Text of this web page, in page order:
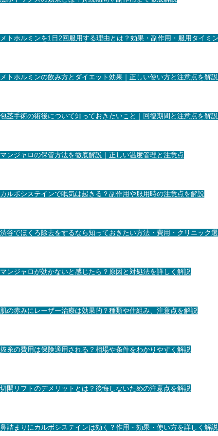
メトホルミンを1日2回服用する理由とは？効果・副作用・服用タイミ
メトホルミンの飲み方とダイエット効果｜正しい使い方と注意点を解説
包茎手術の術後について知っておきたいこと｜回復期間と注意点を解説
マンジャロの保管方法を徹底解説｜正しい温度管理と注意点
カルボシステインで眠気は起きる？副作用や服用時の注意点を解説
渋谷でほくろ除去をするなら知っておきたい方法・費用・クリニック
マンジャロが効かないと感じたら？原因と対処法を詳しく解説
肌の赤みにレーザー治療は効果的？種類や仕組み、注意点を解説
抜糸の費用は保険適用される？相場や条件をわかりやすく解説
切開リフトのデメリットとは？後悔しないための注意点を解説
鼻詰まりにカルボシステインは効く？作用・効果・使い方を詳しく解説